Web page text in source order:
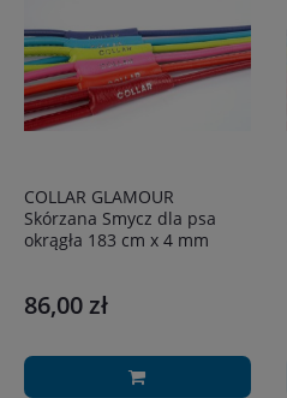
COLLAR GLAMOUR
Skórzana Smycz dla psa
okrągła 183 cm x 4 mm
86,00 zł